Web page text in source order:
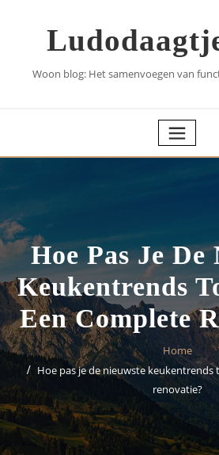
Woon blog: Het samenvoegen van
Hoe Pas Je De
Keukentrends
Een Complete
Home
Hoe pas je de nieuwste
renovatie?